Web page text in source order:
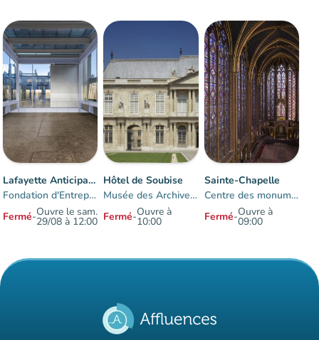
Lafayette Anticipations
Fondation d'Entreprise des Galeries Lafayette
Fermé-Ouvre le sam.
29/08 à 12:00
Hôtel de Soubise
Musée des Archives nationales
Fermé-Ouvre à
10:00
Sainte-Chapelle
Centre des monuments nationaux
Fermé-Ouvre à
09:00